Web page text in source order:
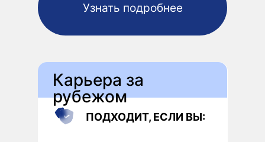
Узнать подробнее
Карьера за
рубежом
ПОДХОДИТ, ЕСЛИ ВЫ: